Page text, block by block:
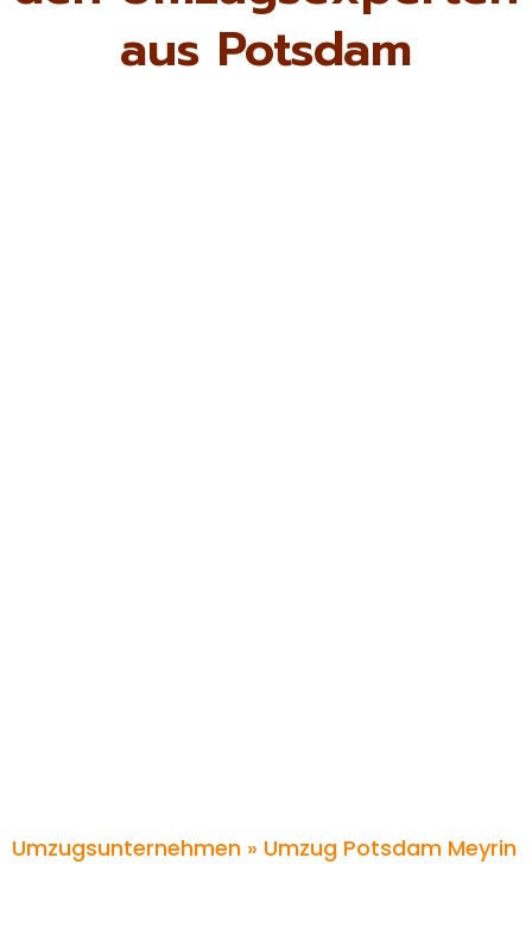
aus Potsdam
Umzugsunternehmen » Umzug Potsdam Meyrin